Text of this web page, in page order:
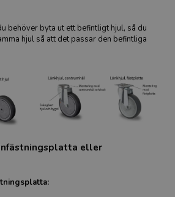
behöver byta ut ett befintligt hjul, så du
hjul så att det passar den befintliga
eller